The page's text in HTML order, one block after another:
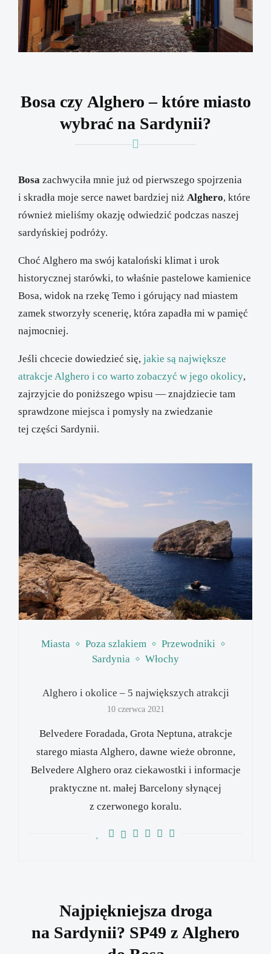
Bosa czy Alghero – które miasto
wybrać na Sardynii?
Bosa zachwyciła mnie już od pierwszego spojrzenia
i skradła moje serce nawet bardziej niż Alghero, które
również mieliśmy okazję odwiedzić podczas naszej
sardyńskiej podróży.
Choć Alghero ma swój kataloński klimat i urok
historycznej starówki, to właśnie pastelowe kamienice
Bosa, widok na rzekę Temo i górujący nad miastem
zamek stworzyły scenerię, która zapadła mi w pamięć
najmocniej.
Jeśli chcecie dowiedzieć się, jakie są największe
atrakcje Alghero i co warto zobaczyć w jego okolicy,
zajrzyjcie do poniższego wpisu — znajdziecie tam
sprawdzone miejsca i pomysły na zwiedzanie
tej części Sardynii.
Miasta Poza szlakiem
Przewodniki
Sardynia
Włochy
Alghero i okolice – 5 największych atrakcji
10 czerwca 2021
Belvedere Foradada, Grota Neptuna, atrakcje
starego miasta Alghero, dawne wieże obronne,
Belvedere Alghero oraz ciekawostki i informacje
praktyczne nt. małej Barcelony słynącej
z czerwonego koralu.
Najpiękniejsza droga
na Sardynii? SP49 z Alghero